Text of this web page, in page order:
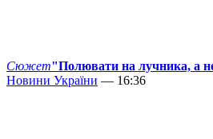
Сюжет"Полювати на лучника, а
Новини України — 16:36